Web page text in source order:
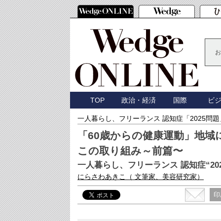
TOP 政治・経済 国際 ビ
一人暮らし、フリーランス 認知症「2025問
「60歳からの健康運動」地
この取り組み～前篇〜
一人暮らし、フリーランス 認知症
にらさわあきこ （ 文筆家、美容研究家）